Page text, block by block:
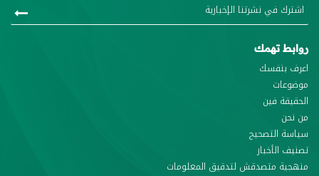
روابط تهمك
اعرف بنفسك
موضوعات
الحقيقة فين
من نحن
سياسة التصحيح
تصنيف الأخبار
منهجية متصدقش لتدقيق المعلومات